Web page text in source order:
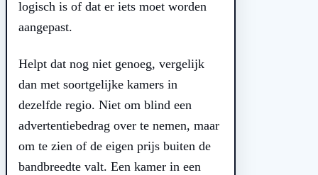
logisch is of dat er iets moet worden
aangepast.
Helpt dat nog niet genoeg, vergelijk
dan met soortgelijke kamers in
dezelfde regio. Niet om blind een
advertentiebedrag over te nemen, maar
om te zien of de eigen prijs buiten de
bandbreedte valt. Een kamer in een